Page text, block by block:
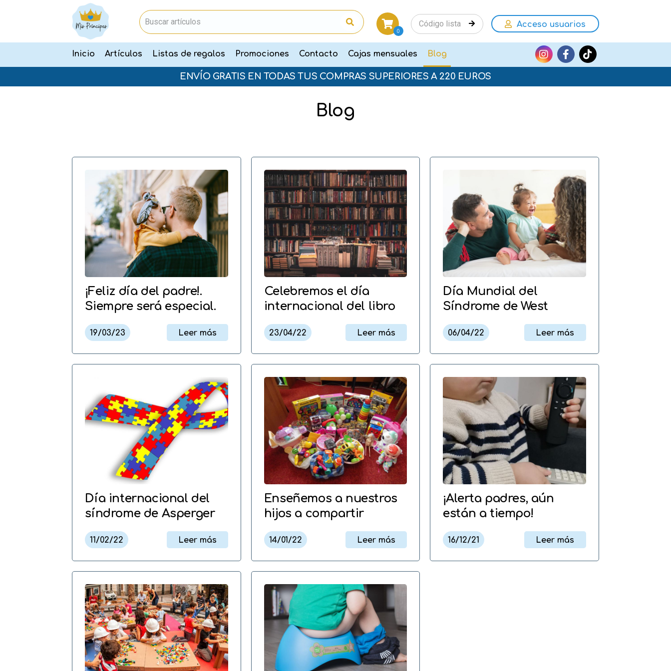
0
Acceso usuarios
Inicio Artículos Listas de regalos Promociones Contacto Cajas mensuales Blog
ENVÍO GRATIS EN TODAS TUS COMPRAS SUPERIORES A 220 EUROS
Blog
¡Feliz día del padre!.
Siempre será especial.
19/03/23 Leer más
Celebremos el día
internacional del libro
23/04/22 Leer más
Día Mundial del
Síndrome de West
06/04/22 Leer más
Día internacional del
síndrome de Asperger
11/02/22 Leer más
Enseñemos a nuestros
hijos a compartir
14/01/22 Leer más
¡Alerta padres, aún
están a tiempo!
16/12/21 Leer más